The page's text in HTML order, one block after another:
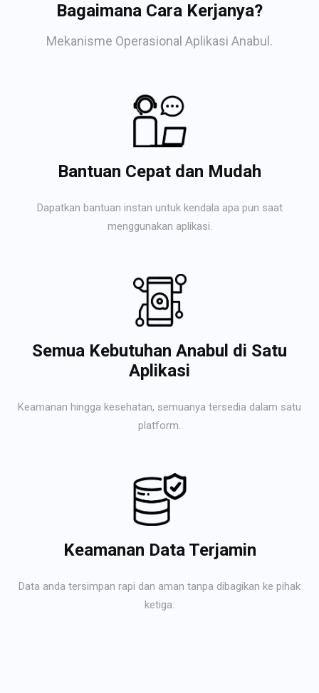
Bagaimana Cara Kerjanya?
Mekanisme Operasional Aplikasi Anabul.
Bantuan Cepat dan Mudah
Dapatkan bantuan instan untuk kendala apa pun saat
menggunakan aplikasi.
Semua Kebutuhan Anabul di Satu
Aplikasi
Keamanan hingga kesehatan, semuanya tersedia dalam satu
platform.
Keamanan Data Terjamin
Data anda tersimpan rapi dan aman tanpa dibagikan ke pihak
ketiga.